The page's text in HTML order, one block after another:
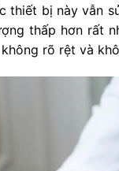
thiết bị này vẫn
thấp hơn rất
rõ rệt và